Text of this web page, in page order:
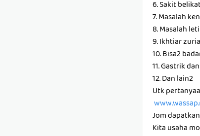
6. Sakit
7. Masalah
8. Masalah
9. Ikhtiar
10. Bisa2
11. Gastrik
12. Dan lain2
Utk
Jom
Kita usaha